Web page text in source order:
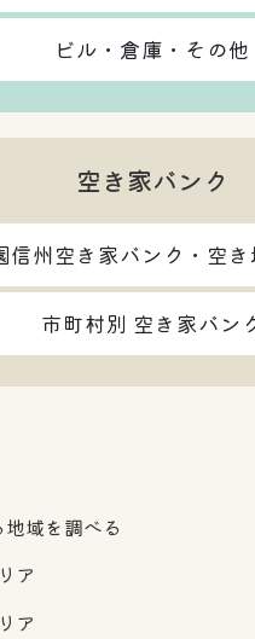
ビル・倉庫・その他
空き家バンク
信州空き家バンク・空き
市町村別 空き家バン
域を調べる
ア
ア